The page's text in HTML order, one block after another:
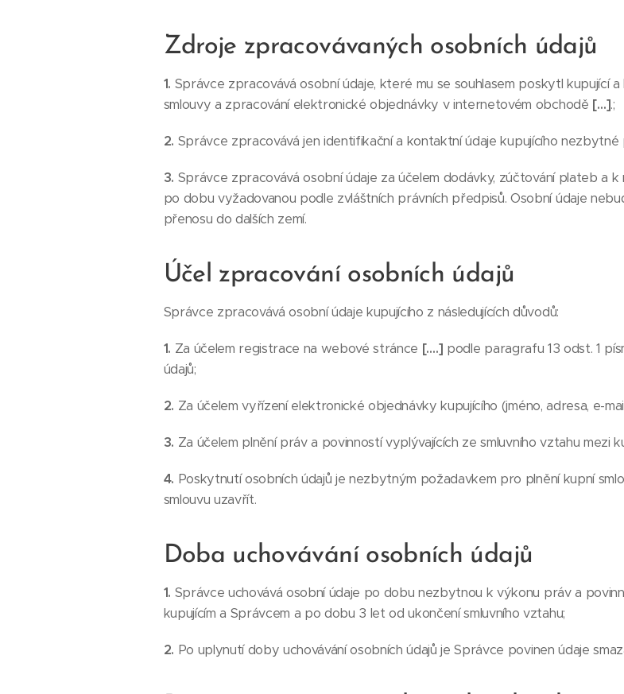
Zdroje zpracovávaných osobních údajů
1. Správce zpracovává osobní údaje, které mu se souhlasem poskytl kupující
smlouvy a zpracování elektronické objednávky v internetovém obchodě […].;
2. Správce zpracovává jen identifikační a kontaktní údaje kupujícího nezbytné
3. Správce zpracovává osobní údaje za účelem dodávky, zúčtování plateb a k
po dobu vyžadovanou podle zvláštních právních předpisů. Osobní údaje
přenosu do dalších zemí.
Účel zpracování osobních údajů
Správce zpracovává osobní údaje kupujícího z následujících důvodů:
1. Za účelem registrace na webové stránce [….] podle paragrafu 13 odst. 1
údajů;
2. Za účelem vyřízení elektronické objednávky kupujícího (jméno, adresa, e-
3. Za účelem plnění práv a povinností vyplývajících ze smluvního vztahu mezi
4. Poskytnutí osobních údajů je nezbytným požadavkem pro plnění kupní
smlouvu uzavřít.
Doba uchovávání osobních údajů
1. Správce uchovává osobní údaje po dobu nezbytnou k výkonu práv a
kupujícím a Správcem a po dobu 3 let od ukončení smluvního vztahu;
2. Po uplynutí doby uchovávání osobních údajů je Správce povinen údaje